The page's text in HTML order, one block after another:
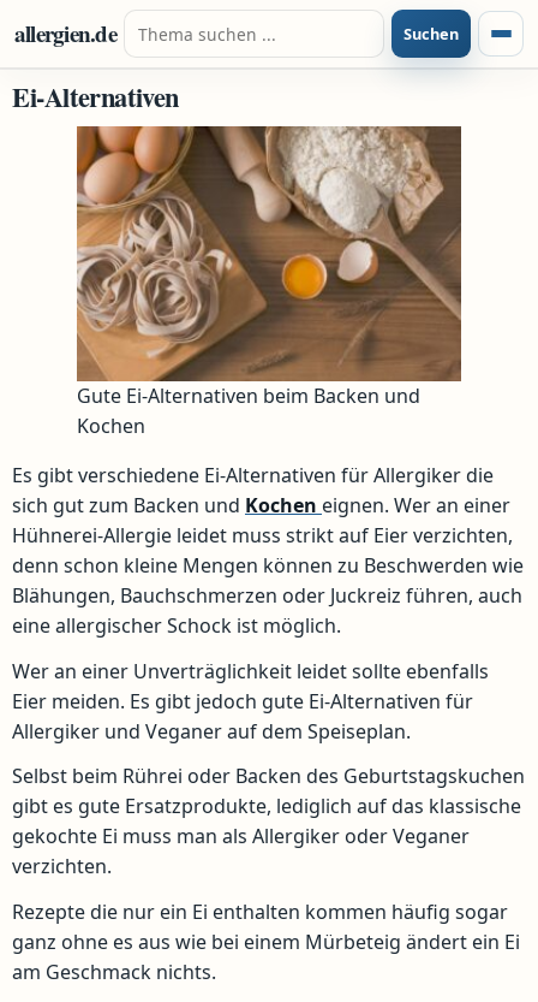
Zum Inhalt springen
allergien.de Suche nach: Suchen
Ei-Alternativen
Gute Ei-Alternativen beim Backen und
Kochen
Es gibt verschiedene Ei-Alternativen für Allergiker die
sich gut zum Backen und Kochen eignen. Wer an einer
Hühnerei-Allergie leidet muss strikt auf Eier verzichten,
denn schon kleine Mengen können zu Beschwerden wie
Blähungen, Bauchschmerzen oder Juckreiz führen, auch
eine allergischer Schock ist möglich.
Wer an einer Unverträglichkeit leidet sollte ebenfalls
Eier meiden. Es gibt jedoch gute Ei-Alternativen für
Allergiker und Veganer auf dem Speiseplan.
Selbst beim Rührei oder Backen des Geburtstagskuchen
gibt es gute Ersatzprodukte, lediglich auf das klassische
gekochte Ei muss man als Allergiker oder Veganer
verzichten.
Rezepte die nur ein Ei enthalten kommen häufig sogar
ganz ohne es aus wie bei einem Mürbeteig ändert ein Ei
am Geschmack nichts.